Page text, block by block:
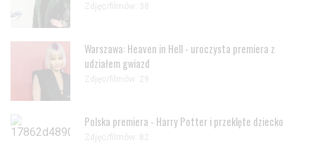
Zdjęc/filmów: 38
Warszawa: Heaven in Hell - uroczysta premiera z
udziałem gwiazd
Zdjęc/filmów: 29
Polska premiera - Harry Potter i przeklęte dziecko
Zdjęc/filmów: 82